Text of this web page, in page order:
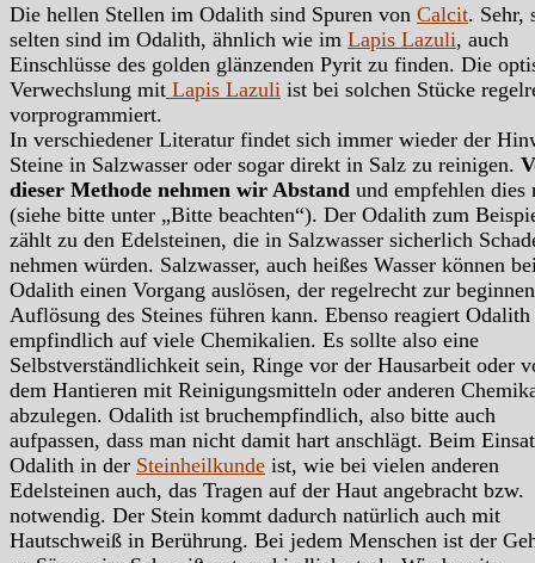
Die hellen Stellen im Odalith sind Spuren von Calcit. Sehr,
selten sind im Odalith, ähnlich wie im Lapis Lazuli, auch
Einschlüsse des golden glänzenden Pyrit zu finden. Die
Verwechslung mit Lapis Lazuli ist bei solchen Stücke
vorprogrammiert.
In verschiedener Literatur findet sich immer wieder der
Steine in Salzwasser oder sogar direkt in Salz zu reinigen.
dieser Methode nehmen wir Abstand und empfehlen dies
(siehe bitte unter „Bitte beachten“). Der Odalith zum
zählt zu den Edelsteinen, die in Salzwasser sicherlich
nehmen würden. Salzwasser, auch heißes Wasser können
Odalith einen Vorgang auslösen, der regelrecht zur
Auflösung des Steines führen kann. Ebenso reagiert Odalith
empfindlich auf viele Chemikalien. Es sollte also eine
Selbstverständlichkeit sein, Ringe vor der Hausarbeit oder
dem Hantieren mit Reinigungsmitteln oder anderen
abzulegen. Odalith ist bruchempfindlich, also bitte auch
aufpassen, dass man nicht damit hart anschlägt. Beim
Odalith in der Steinheilkunde ist, wie bei vielen anderen
Edelsteinen auch, das Tragen auf der Haut angebracht bzw.
notwendig. Der Stein kommt dadurch natürlich auch mit
Hautschweiß in Berührung. Bei jedem Menschen ist der